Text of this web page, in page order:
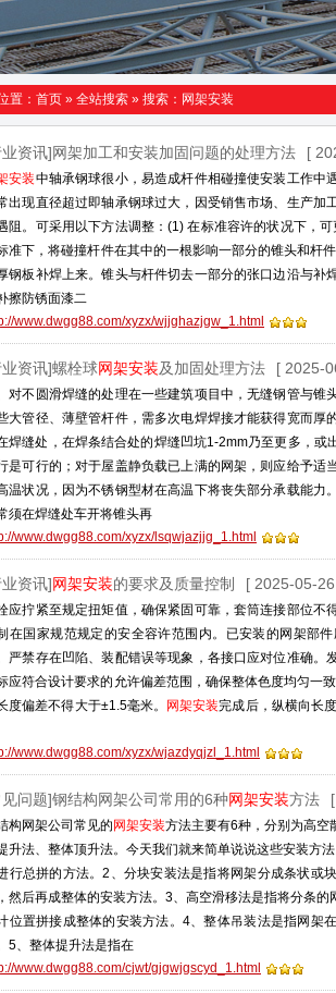
置： 首页 » 全站搜索 » 搜索：网架安装
业资讯]网架加工和安装加固问题的处理方法 [
安装中轴承钢球很小，易造成杆件相碰撞使安装工作中
出现直径超过即轴承钢球过大，因受销售市场、生产加
阻。可采用以下方法调整：(1) 在标准容许的状况下，
准下，将碰撞杆件在其中的一根影响一部分的锥头和杆
钢板补焊上来。锥头与杆件切去一部分的张口边沿与补
擦防锈面漆二
www.dwgg88.com/xyzx/wjjghazjgw_1.html
业资讯]螺栓球网架安装及加固处理方法 [ 2025-
对不圆滑焊缝的处理在一些建筑项目中，无缝钢管与锥
大管径、薄壁管杆件，需多次电焊焊接才能获得宽而厚
焊缝处，在焊条结合处的焊缝凹坑1-2mm乃至更多，
是可行的；对于屋盖静负载已上满的网架，则应给予适
温状况，因为不锈钢型材在高温下将丧失部分承载能力
须在焊缝处车开将锥头再
www.dwgg88.com/xyzx/lsqwjazjjg_1.html
资讯]网架安装的要求及质量控制 [ 2025-05-
应拧紧至规定扭矩值，确保紧固可靠，套筒连接部位不
在国家规范规定的安全容许范围内。已安装的网架部
严禁存在凹陷、装配错误等现象，各接口应对位准确
应符合设计要求的允许偏差范围，确保整体色度均匀一
度偏差不得大于±1.5毫米。
网架安装完成后，纵横向长
www.dwgg88.com/xyzx/wjazdyqjzl_1.html
见问题]钢结构网架公司常用的6种网架安装方法
构网架公司常见的 网架安装方法主要有6种，分别为高空
升法、整体顶升法。今天我们就来简单说说这些安装方
行总拼的方法。2、分块安装法是指将网架分成条状或
然后再成整体的安装方法。3、高空滑移法是指将分条
位置拼接成整体的安装方法。4、整体吊装法是指网架
5、整体提升法是指在
www.dwgg88.com/cjwt/gjgwjgscyd_1.html